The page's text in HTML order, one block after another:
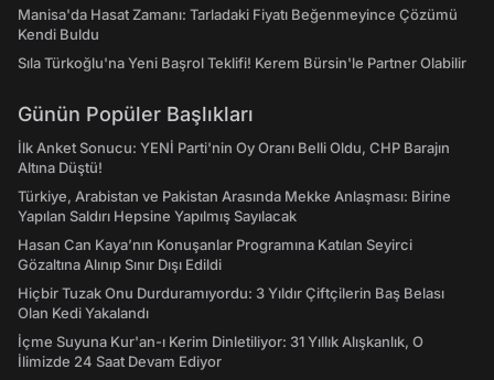
Manisa'da Hasat Zamanı: Tarladaki Fiyatı Beğenmeyince Çözümü
Kendi Buldu
Sıla Türkoğlu'na Yeni Başrol Teklifi! Kerem Bürsin'le Partner Olabilir
Günün Popüler Başlıkları
İlk Anket Sonucu: YENİ Parti'nin Oy Oranı Belli Oldu, CHP Barajın
Altına Düştü!
Türkiye, Arabistan ve Pakistan Arasında Mekke Anlaşması: Birine
Yapılan Saldırı Hepsine Yapılmış Sayılacak
Hasan Can Kaya’nın Konuşanlar Programına Katılan Seyirci
Gözaltına Alınıp Sınır Dışı Edildi
Hiçbir Tuzak Onu Durduramıyordu: 3 Yıldır Çiftçilerin Baş Belası
Olan Kedi Yakalandı
İçme Suyuna Kur'an-ı Kerim Dinletiliyor: 31 Yıllık Alışkanlık, O
İlimizde 24 Saat Devam Ediyor